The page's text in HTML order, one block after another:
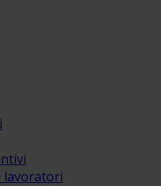
lavoratori